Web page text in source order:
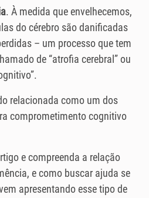
. À medida que envelhecemos,
do cérebro são danificadas
– um processo que tem
de “atrofia cerebral” ou
relacionada como um dos
comprometimento cognitivo
e compreenda a relação
e como buscar ajuda se
apresentando esse tipo de